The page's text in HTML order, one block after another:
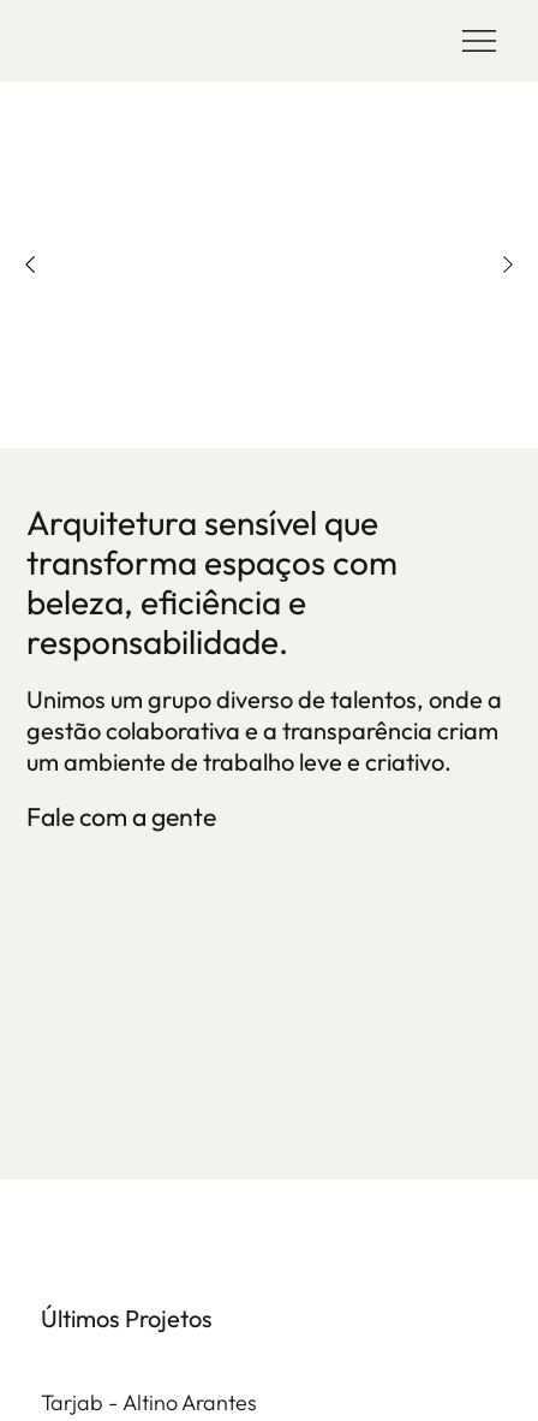
Arquitetura sensível que
transforma espaços com
beleza, eficiência e
responsabilidade.
Unimos um grupo diverso de talentos, onde a
gestão colaborativa e a transparência criam
um ambiente de trabalho leve e criativo.
Fale com a gente
​Últimos Projetos
Tarjab -Altino Arantes